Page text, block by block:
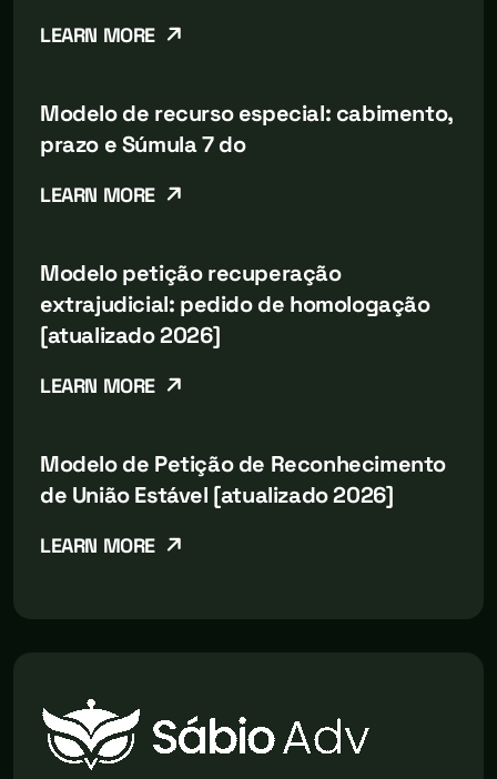
LEARN MORE
Modelo de recurso especial: cabimento,
prazo e Súmula 7 do
LEARN MORE
Modelo petição recuperação
extrajudicial: pedido de homologação
[atualizado 2026]
LEARN MORE
Modelo de Petição de Reconhecimento
de União Estável [atualizado 2026]
LEARN MORE